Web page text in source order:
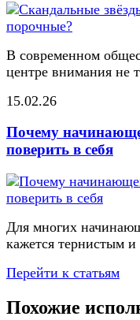
В современном
центре внимания не
15.02.26
Почему
поверить в себя
Для многих
кажется тернистым
Перейти к статьям
Похожие